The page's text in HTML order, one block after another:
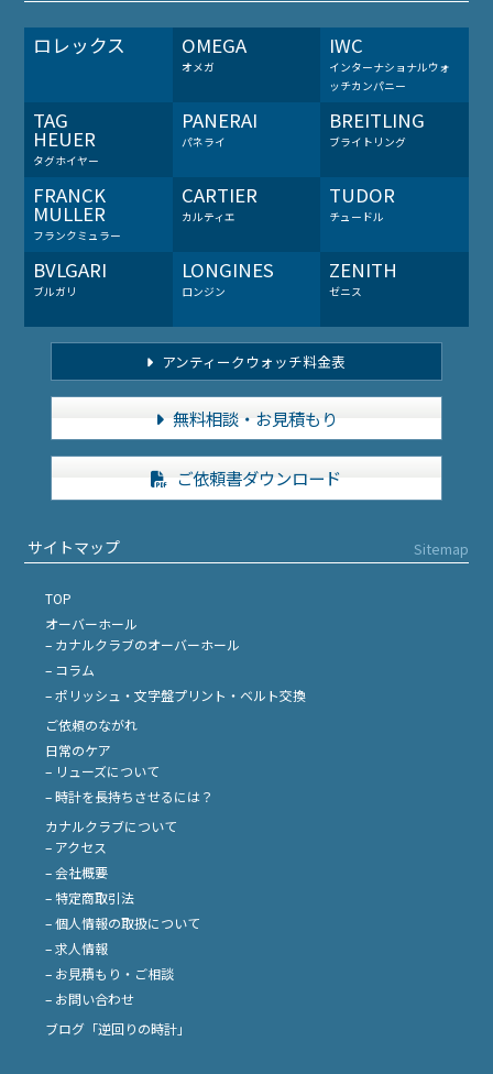
ロレックス OMEGA
オメガ
IWC
インターナショナルウォ
ッチカンパニー
TAG
HEUER
タグホイヤー
PANERAI
パネライ
BREITLING
ブライトリング
FRANCK
MULLER
フランクミュラー
CARTIER
カルティエ
TUDOR
チュードル
BVLGARI
ブルガリ
LONGINES
ロンジン
ZENITH
ゼニス
アンティークウォッチ料金表
無料相談・お見積もり
ご依頼書ダウンロード
サイトマップ Sitemap
TOP
オーバーホール
– カナルクラブのオーバーホール
– コラム
– ポリッシュ・文字盤プリント・ベルト交換
ご依頼のながれ
日常のケア
– リューズについて
– 時計を長持ちさせるには？
カナルクラブについて
– アクセス
– 会社概要
– 特定商取引法
– 個人情報の取扱について
– 求人情報
– お見積もり・ご相談
– お問い合わせ
ブログ「逆回りの時計」